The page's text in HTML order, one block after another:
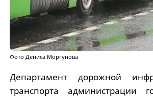
Фото Дениса Моргунова
Департамент дорожной
транспорта администрации